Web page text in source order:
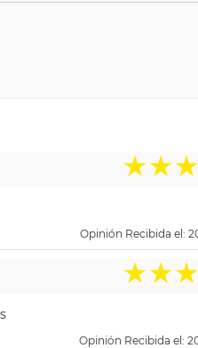
★★★
Opinión Recibida el:
★★★
Opinión Recibida el: